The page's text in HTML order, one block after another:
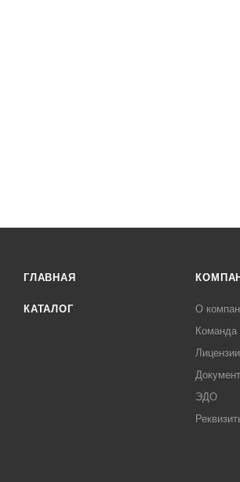
ГЛАВНАЯ
КАТАЛОГ
О
Команда
Лицензии
ЭДО